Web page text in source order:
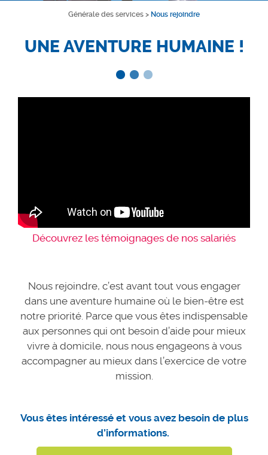
Générale des services > Nous rejoindre
UNE AVENTURE HUMAINE !
Découvrez les témoignages de nos salariés
Nous rejoindre, c’est avant tout vous engager
dans une aventure humaine où le bien-être est
notre priorité. Parce que vous êtes indispensable
aux personnes qui ont besoin d’aide pour mieux
vivre à domicile, nous nous engageons à vous
accompagner au mieux dans l’exercice de votre
mission.
Vous êtes intéressé et vous avez besoin de plus
d’informations.